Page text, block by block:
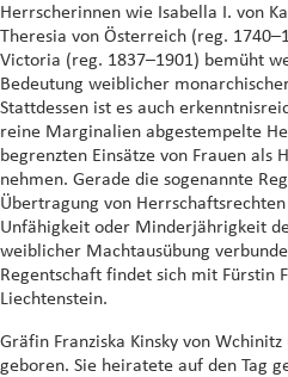
Herrscherinnen wie Isabella I. von
Theresia von Österreich (reg.
Victoria (reg. 1837–1901) bemüht
Bedeutung weiblicher
Stattdessen ist es auch
reine Marginalien abgestempelte
begrenzten Einsätze von Frauen als
nehmen. Gerade die sogenannte
Übertragung von
Unfähigkeit oder Minderjährigkeit
weiblicher Machtausübung
Regentschaft findet sich mit Fürstin
Liechtenstein.
Gräfin Franziska Kinsky von
geboren. Sie heiratete auf den Tag